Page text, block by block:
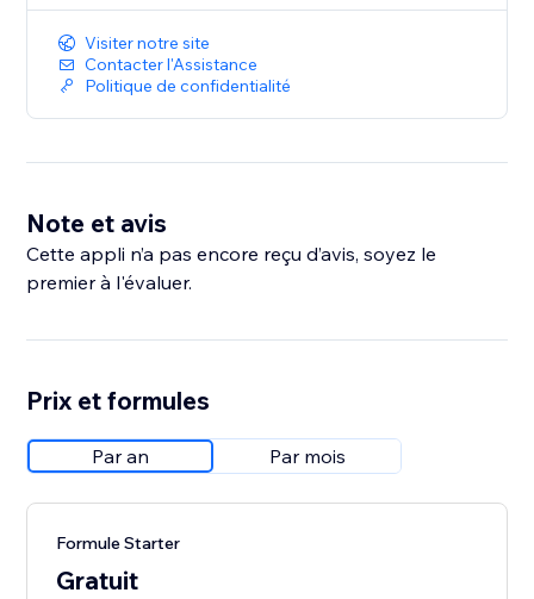
Visiter notre site
Contacter l'Assistance
Politique de confidentialité
Note et avis
Cette appli n’a pas encore reçu d’avis, soyez le
premier à l'évaluer.
Prix et formules
Par an Par mois
Formule Starter
Gratuit